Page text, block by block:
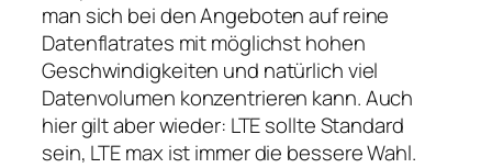
man sich bei den Angeboten auf reine
Datenflatrates mit möglichst hohen
Geschwindigkeiten und natürlich viel
Datenvolumen konzentrieren kann. Auch
hier gilt aber wieder: LTE sollte Standard
sein, LTE max ist immer die bessere Wahl.